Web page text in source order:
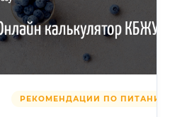
РЕКОМЕНДАЦИИ ПО ПИТАНИЮ